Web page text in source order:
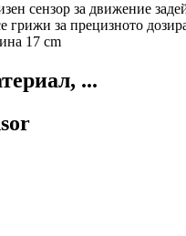
сензор за движение
грижи за прецизното
17 cm
...